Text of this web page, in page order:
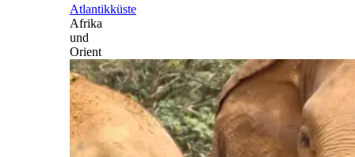
Atlantikküste
Afrika
und
Orient